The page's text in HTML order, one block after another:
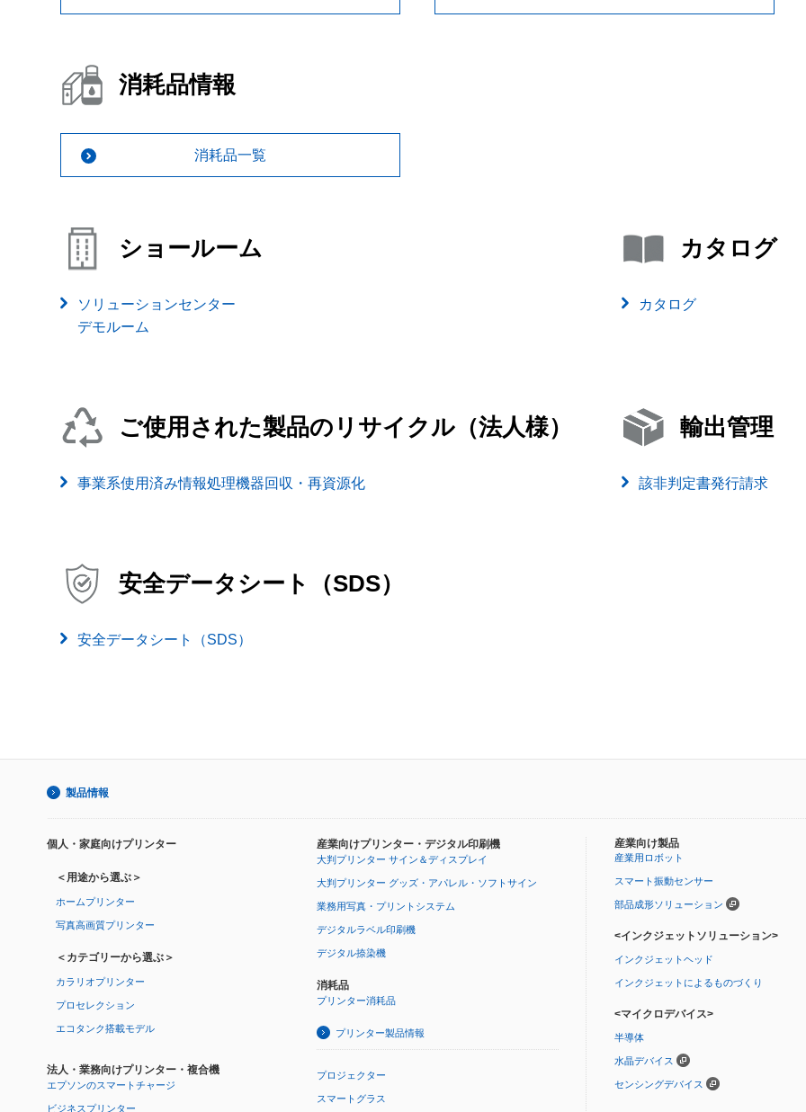
消耗品情報
消耗品一覧
ショールーム
ソリューションセンター
デモルーム
カタログ
カタログ
ご使用された製品のリサイクル（法人様）
事業系使用済み情報処理機器回収・再資源化
輸出管理
該非判定書発行請求
安全データシート（SDS）
安全データシート（SDS）
製品情報
個人・家庭向けプリンター
＜用途から選ぶ＞
ホームプリンター
写真高画質プリンター
＜カテゴリーから選ぶ＞
カラリオプリンター
プロセレクション
エコタンク搭載モデル
法人・業務向けプリンター・複合機
エプソンのスマートチャージ
ビジネスプリンター
産業向けプリンター・デジタル印刷機
大判プリンター サイン＆ディスプレイ
大判プリンター グッズ・アパレル・ソフトサイン
業務用写真・プリントシステム
デジタルラベル印刷機
デジタル捺染機
消耗品
プリンター消耗品
プリンター製品情報
プロジェクター
スマートグラス
産業向け製品
産業用ロボット
スマート振動センサー
部品成形ソリューション
<インクジェットソリューション>
インクジェットヘッド
インクジェットによるものづくり
<マイクロデバイス>
半導体
水晶デバイス
センシングデバイス